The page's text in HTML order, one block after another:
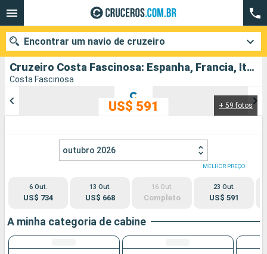
Cruzeiro Costa Fascinosa: Espanha, Francia, Itália partindo de Barcelona
Costa Fascinosa
+ 59 fotos
US$ 591
outubro 2026
6 Out.
US$ 734
13 Out.
US$ 668
16 Out.
Completo
MELHOR PREÇO
23 Out.
US$ 591
A minha categoria de cabine
Encontrar um navio de cruzeiro
Companhias
Pesquisar